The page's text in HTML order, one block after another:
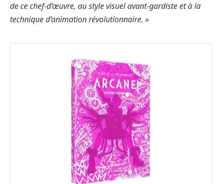
de ce chef-d’œuvre, au style visuel avant-gardiste et à la
technique d’animation révolutionnaire. »